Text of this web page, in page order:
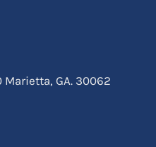
Marietta, GA. 30062